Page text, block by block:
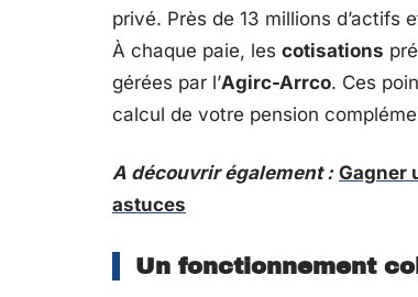
privé. Près de 13 millions
À chaque paie, les cotisations
gérées par l’Agirc-Arrco. Ces
calcul de votre pension
A découvrir également : Gagner
astuces
Un fonctionnement